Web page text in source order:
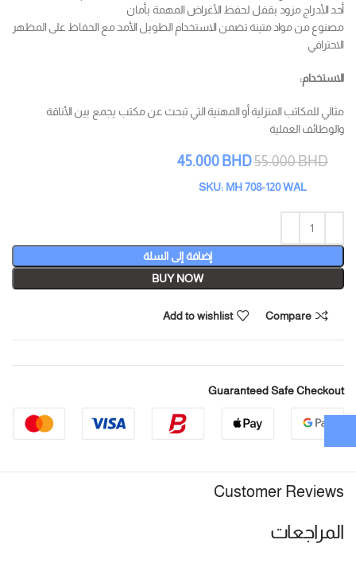
أحد الأدراج مزود بقفل لحفظ الأغراض المهمة بأمان
مصنوع من مواد متينة تضمن الاستخدام الطويل الأمد مع الحفاظ على المظهر
الاحترافي
الاستخدام:
مثالي للمكاتب المنزلية أو المهنية التي تبحث عن مكتب يجمع بين الأناقة
والوظائف العملية
55.000BHD
45.000 BHD
SKU: MH 708-120 WAL
إضافة إلى السلة
BUY NOW
Compare
Add to wishlist
Guaranteed Safe Checkout
Customer Reviews
المراجعات